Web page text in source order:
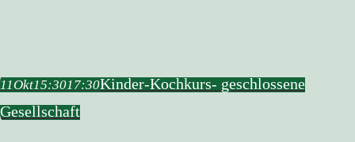
11Okt15:3017:30Kinder-Kochkurs- geschlossene
Gesellschaft